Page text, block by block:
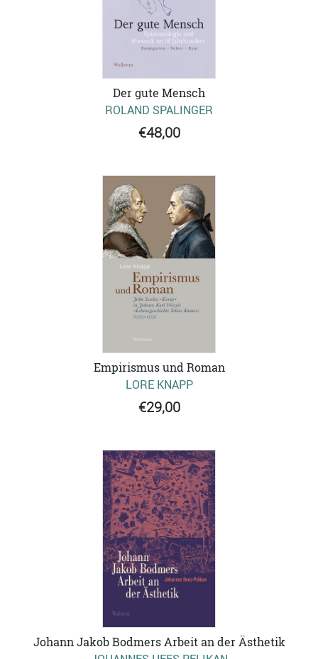
Der gute Mensch
ROLAND SPALINGER
€48,00
Empirismus und Roman
LORE KNAPP
€29,00
Johann Jakob Bodmers Arbeit an der Ästhetik